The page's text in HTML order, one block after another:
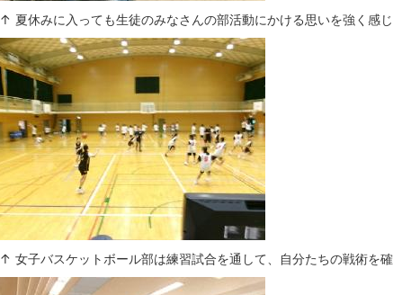
↑ 夏休みに入っても生徒のみなさんの部活動にかける思いを強く感じ
↑ 女子バスケットボール部は練習試合を通して、自分たちの戦術を確